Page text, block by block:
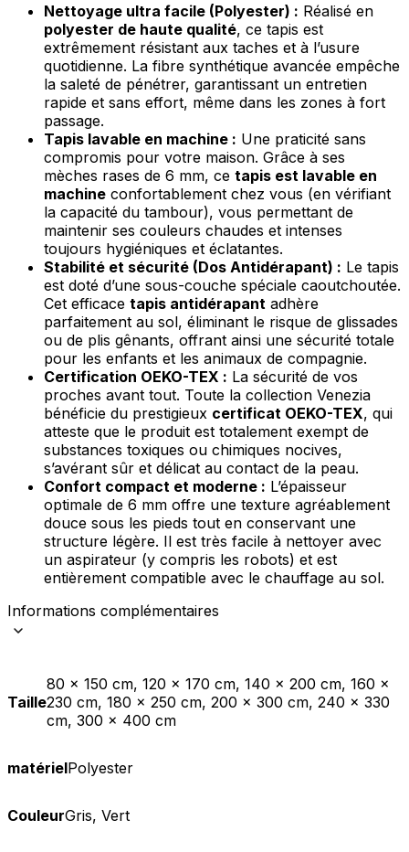
Nettoyage ultra facile (Polyester) : Réalisé en
polyester de haute qualité, ce tapis est
extrêmement résistant aux taches et à l’usure
quotidienne. La fibre synthétique avancée empêche
la saleté de pénétrer, garantissant un entretien
rapide et sans effort, même dans les zones à fort
passage.
Tapis lavable en machine : Une praticité sans
compromis pour votre maison. Grâce à ses
mèches rases de 6 mm, ce tapis est lavable en
machine confortablement chez vous (en vérifiant
la capacité du tambour), vous permettant de
maintenir ses couleurs chaudes et intenses
toujours hygiéniques et éclatantes.
Stabilité et sécurité (Dos Antidérapant) : Le tapis
est doté d’une sous-couche spéciale caoutchoutée.
Cet efficace tapis antidérapant adhère
parfaitement au sol, éliminant le risque de glissades
ou de plis gênants, offrant ainsi une sécurité totale
pour les enfants et les animaux de compagnie.
Certification OEKO-TEX : La sécurité de vos
proches avant tout. Toute la collection Venezia
bénéficie du prestigieux certificat OEKO-TEX, qui
atteste que le produit est totalement exempt de
substances toxiques ou chimiques nocives,
s’avérant sûr et délicat au contact de la peau.
Confort compact et moderne : L’épaisseur
optimale de 6 mm offre une texture agréablement
douce sous les pieds tout en conservant une
structure légère. Il est très facile à nettoyer avec
un aspirateur (y compris les robots) et est
entièrement compatible avec le chauffage au sol.
Informations complémentaires
Taille
80 x 150 cm, 120 x 170 cm, 140 x 200 cm, 160 x
230 cm, 180 x 250 cm, 200 x 300 cm, 240 x 330
cm, 300 x 400 cm
matérielPolyester
CouleurGris, Vert